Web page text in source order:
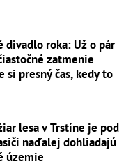
divadlo roka: Už o pár
zatmenie
si presný čas, kedy to
lesa v Trstíne je pod
naďalej dohliadajú
územie